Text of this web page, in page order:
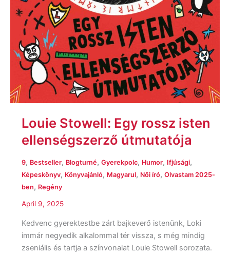
Louie Stowell: Egy rossz isten
ellenségszerző útmutatója
9, Bestseller, Blogturné, Gyerekpolc, Humor, Ifjúsági,
Képeskönyv, Könyvajánló, Magyarul, Női író, Olvastam 2025-
ben, Regény
April 9, 2025
Kedvenc gyerektestbe zárt bajkeverő istenünk, Loki
immár negyedik alkalommal tér vissza, s még mindig
zseniális és tartja a színvonalat Louie Stowell sorozata.